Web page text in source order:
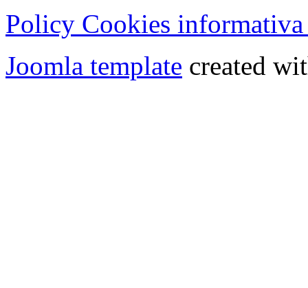
Policy Cookies informativa
Joomla template created